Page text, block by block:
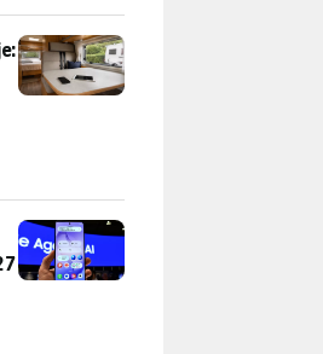
Majitelé karavanů schválně
Galaxy: Baterie u S27